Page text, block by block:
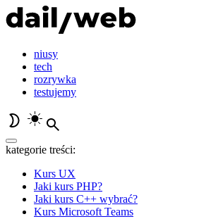
niusy
tech
rozrywka
testujemy
kategorie treści:
Kurs UX
Jaki kurs PHP?
Jaki kurs C++ wybrać?
Kurs Microsoft Teams